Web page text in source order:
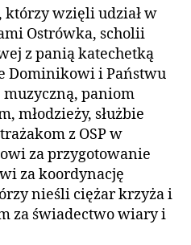
wzięli udział w
Ostrówka, scholii
z panią katechetką
Dominikowi i Państwu
muzyczną, paniom
młodzieży, służbie
z OSP w
za przygotowanie
za koordynację
nieśli ciężar krzyża i
za świadectwo wiary i